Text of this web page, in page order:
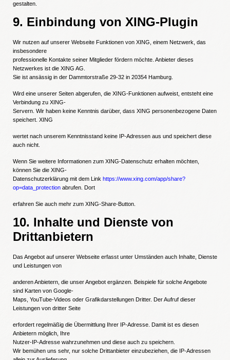
gestalten.
9. Einbindung von XING-Plugin
Wir nutzen auf unserer Webseite Funktionen von XING, einem Netzwerk, das
insbesondere
professionelle Kontakte seiner Mitglieder fördern möchte. Anbieter dieses
Netzwerkes ist die XING AG.
Sie ist ansässig in der Dammtorstraße 29-32 in 20354 Hamburg.
Wird eine unserer Seiten abgerufen, die XING-Funktionen aufweist, entsteht eine
Verbindung zu XING-
Servern. Wir haben keine Kenntnis darüber, dass XING personenbezogene Daten
speichert. XING
wertet nach unserem Kenntnisstand keine IP-Adressen aus und speichert diese
auch nicht.
Wenn Sie weitere Informationen zum XING-Datenschutz erhalten möchten,
können Sie die XING-
Datenschutzerklärung mit dem Link https://www.xing.com/app/share?
op=data_protection abrufen. Dort
erfahren Sie auch mehr zum XING-Share-Button.
10. Inhalte und Dienste von
Drittanbietern
Das Angebot auf unserer Webseite erfasst unter Umständen auch Inhalte, Dienste
und Leistungen von
anderen Anbietern, die unser Angebot ergänzen. Beispiele für solche Angebote
sind Karten von Google-
Maps, YouTube-Videos oder Grafikdarstellungen Dritter. Der Aufruf dieser
Leistungen von dritter Seite
erfordert regelmäßig die Übermittlung Ihrer IP-Adresse. Damit ist es diesen
Anbietern möglich, Ihre
Nutzer-IP-Adresse wahrzunehmen und diese auch zu speichern.
Wir bemühen uns sehr, nur solche Drittanbieter einzubeziehen, die IP-Adressen